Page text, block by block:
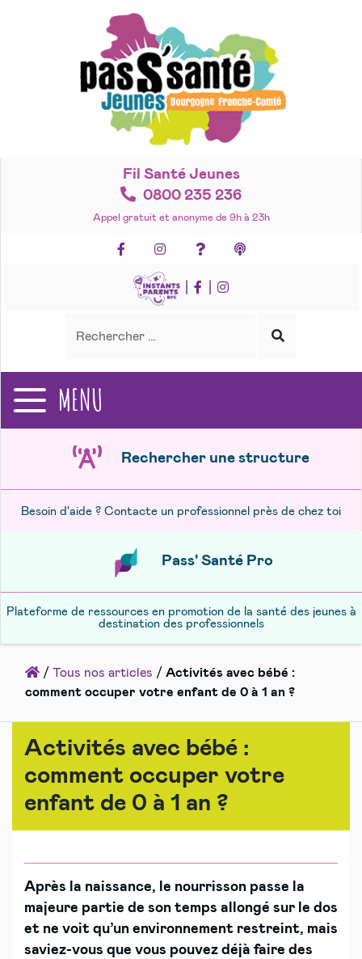
Fil Santé Jeunes
0800 235 236
Appel gratuit et anonyme de 9h à 23h
FacebookInstagramFoire aux questions
Lancer
recherche
MENU
Rechercher une structure
Besoin d'aide ? Contacte un professionnel près de chez toi
Pass' Santé Pro
Plateforme de ressources en promotion de la santé des jeunes à
destination des professionnels
Accueil
/ Tous nos articles / Activités avec bébé :
comment occuper votre enfant de 0 à 1 an ?
Activités avec bébé :
comment occuper votre
enfant de 0 à 1 an ?
Après la naissance, le nourrisson passe la
majeure partie de son temps allongé sur le dos
et ne voit qu’un environnement restreint, mais
saviez-vous que vous pouvez déjà faire des